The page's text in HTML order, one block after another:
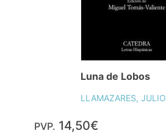
Luna de Lobos
LLAMAZARES, JULIO
PVP. 14,50€